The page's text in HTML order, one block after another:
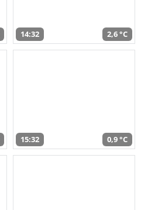
14:32 2,6 °C
15:32 0,9 °C